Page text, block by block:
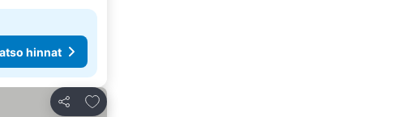
hinnat
Jaa
Lisää suosikkeihin